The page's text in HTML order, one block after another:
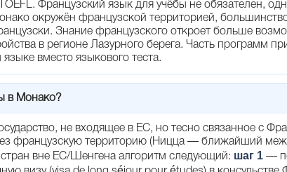
Французский язык для учёбы не обязателен,
окружён французской территорией,
Знание французского откроет больше
в регионе Лазурного берега. Часть программ
вместо языкового теста.
в Монако?
не входящее в ЕС, но тесно связанное с
французскую территорию (Ницца — ближайший
вне ЕС/Шенгена алгоритм следующий: шаг 1 —